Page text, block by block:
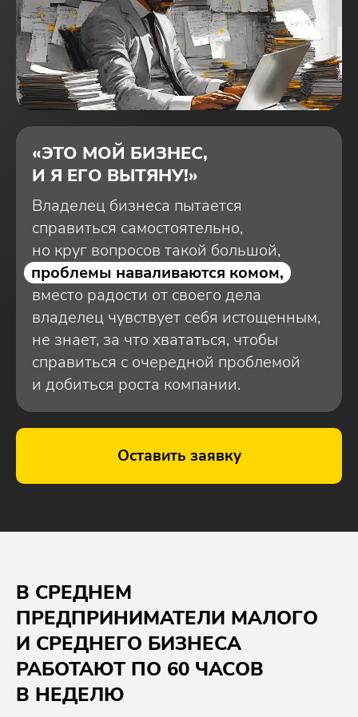
«ЭТО МОЙ БИЗНЕС,
И Я ЕГО ВЫТЯНУ!»
Владелец бизнеса пытается
справиться самостоятельно,
но круг вопросов такой большой,
проблемы наваливаются комом,
вместо радости от своего дела
владелец чувствует себя истощенным,
не знает, за что хвататься, чтобы
справиться с очередной проблемой
и добиться роста компании.
Оставить заявку
В СРЕДНЕМ
ПРЕДПРИНИМАТЕЛИ МАЛОГО
И СРЕДНЕГО БИЗНЕСА
РАБОТАЮТ ПО 60 ЧАСОВ
В НЕДЕЛЮ